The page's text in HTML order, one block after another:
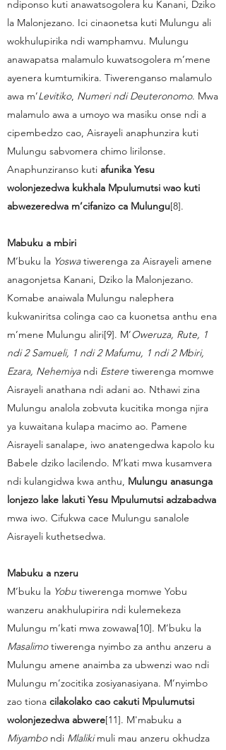
ndiponso kuti anawatsogolera ku Kanani, Dziko
la Malonjezano. Ici cinaonetsa kuti Mulungu ali
wokhulupirika ndi wamphamvu. Mulungu
anawapatsa malamulo kuwatsogolera m’mene
ayenera kumtumikira. Tiwerenganso malamulo
awa m’Levitiko, Numeri ndi Deuteronomo. Mwa
malamulo awa a umoyo wa masiku onse ndi a
cipembedzo cao, Aisrayeli anaphunzira kuti
Mulungu sabvomera chimo lirilonse.
Anaphunziranso kuti afunika Yesu
wolonjezedwa kukhala Mpulumutsi wao kuti
abwezeredwa m’cifanizo ca Mulungu[8].
Mabuku a mbiri
M’buku la Yoswatiwerenga za Aisrayeli amene
anagonjetsa Kanani, Dziko la Malonjezano.
Komabe anaiwala Mulungu nalephera
kukwaniritsa colinga cao ca kuonetsa anthu ena
m’mene Mulungu aliri[9]. M’Oweruza, Rute, 1
ndi 2 Samueli, 1 ndi 2 Mafumu, 1 ndi 2 Mbiri,
Ezara, Nehemiyandi Estere tiwerenga momwe
Aisrayeli anathana ndi adani ao. Nthawi zina
Mulungu analola zobvuta kucitika monga njira
ya kuwaitana kulapa macimo ao. Pamene
Aisrayeli sanalape, iwo anatengedwa kapolo ku
Babele dziko lacilendo. M’kati mwa kusamvera
ndi kulangidwa kwa anthu, Mulungu anasunga
lonjezo lake lakuti Yesu Mpulumutsi adzabadwa
mwa iwo. Cifukwa cace Mulungu sanalole
Aisrayeli kuthetsedwa.
Mabuku a nzeru
M’buku la Yobu tiwerenga momwe Yobu
wanzeru anakhulupirira ndi kulemekeza
Mulungu m’kati mwa zowawa[10]. M’buku la
Masalimotiwerenga nyimbo za anthu anzeru a
Mulungu amene anaimba za ubwenzi wao ndi
Mulungu m’zocitika zosiyanasiyana. M’nyimbo
zao tiona cilakolako cao cakuti Mpulumutsi
wolonjezedwa abwere[11]. M'mabuku a
Miyambo ndi Mlalikimuli mau anzeru okhudza